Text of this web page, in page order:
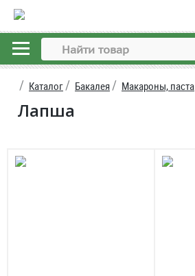
Каталог Бакалея Макароны, паста
Лапша